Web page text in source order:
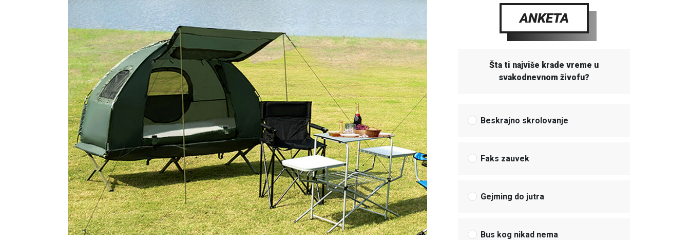
ANKETA
Šta ti najviše krade vreme u
svakodnevnom živofu?
Beskrajno skrolovanje
Faks zauvek
Gejming do jutra
Bus kog nikad nema